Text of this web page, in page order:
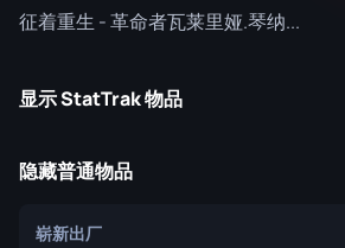
征着重生 - 革命者瓦莱里娅.琴纳...
显示 StatTrak 物品
隐藏普通物品
崭新出厂